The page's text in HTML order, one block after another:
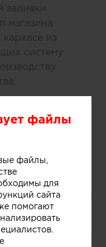
заливки
магазина
из
систему
выделяется
центра.
сосредоточить
продукте,
в основе
фруктов, ягод,
рассказывают
файлы
файлы,
для
сайта
помогают